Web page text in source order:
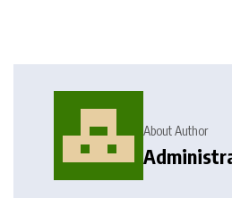
About Author